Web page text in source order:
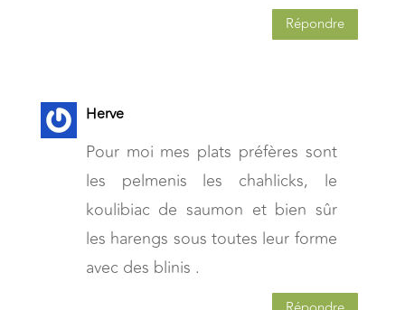
Répondre
Herve
Pour moi mes plats préfères sont
les pelmenis les chahlicks, le
koulibiac de saumon et bien sûr
les harengs sous toutes leur forme
avec des blinis .